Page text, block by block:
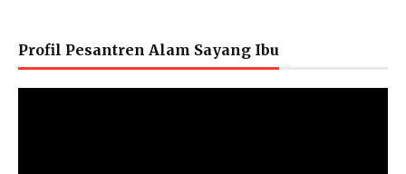
Profil Pesantren Alam Sayang Ibu